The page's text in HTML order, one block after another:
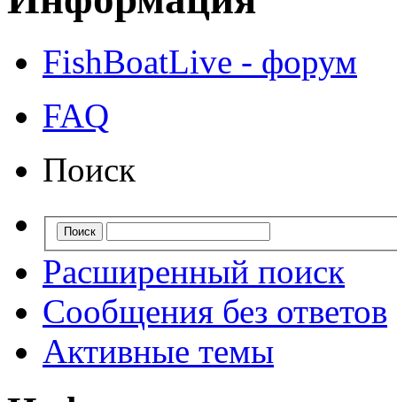
FishBoatLive - форум
FAQ
Поиск
Расширенный поиск
Сообщения без ответов
Активные темы